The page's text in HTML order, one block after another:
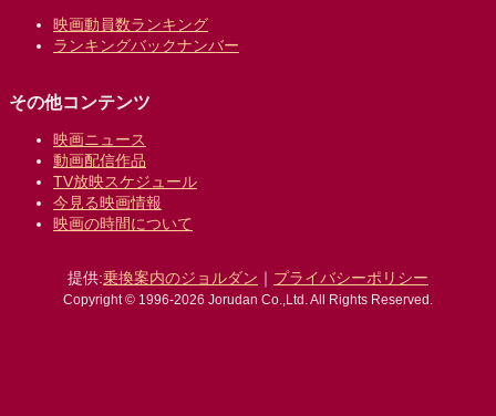
映画動員数ランキング
ランキングバックナンバー
その他コンテンツ
映画ニュース
動画配信作品
TV放映スケジュール
今見る映画情報
映画の時間について
提供:乗換案内のジョルダン ｜ プライバシーポリシー
Copyright © 1996-2026 Jorudan Co.,Ltd. All Rights Reserved.